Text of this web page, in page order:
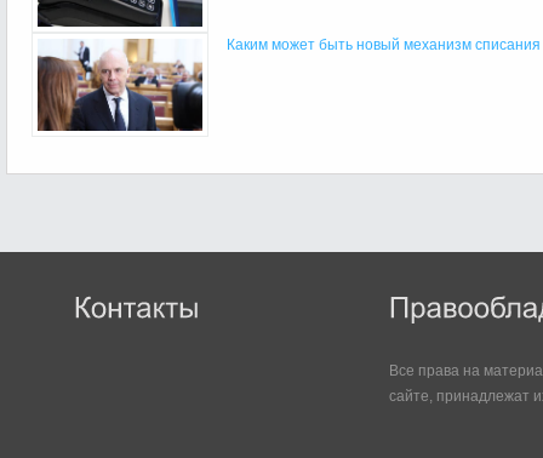
Каким может быть новый механизм списания
Все права на
сайте, принадлежат